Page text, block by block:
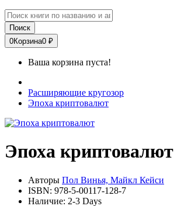
Поиск
0Корзина0 ₽
Ваша корзина пуста!
Расширяющие кругозор
Эпоха криптовалют
Эпоха криптовалют
Авторы Пол Винья, Майкл Кейси
ISBN: 978-5-00117-128-7
Наличие: 2-3 Days